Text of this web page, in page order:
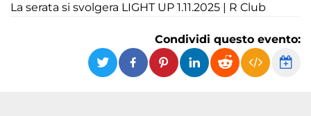
La serata si svolgera LIGHT UP 1.11.2025 | R Club
Condividi questo evento: